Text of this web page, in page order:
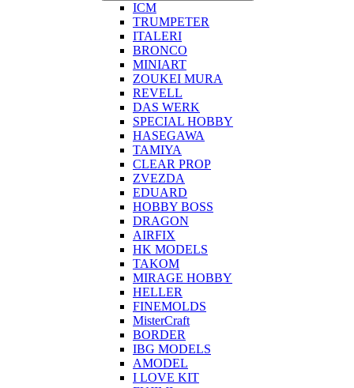
ICM
TRUMPETER
ITALERI
BRONCO
MINIART
ZOUKEI MURA
REVELL
DAS WERK
SPECIAL HOBBY
HASEGAWA
TAMIYA
CLEAR PROP
ZVEZDA
EDUARD
HOBBY BOSS
DRAGON
AIRFIX
HK MODELS
TAKOM
MIRAGE HOBBY
HELLER
FINEMOLDS
MisterCraft
BORDER
IBG MODELS
AMODEL
I LOVE KIT